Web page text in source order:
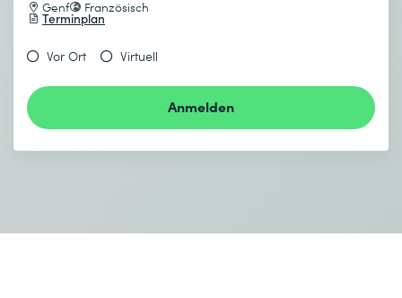
Genf Französisch
Terminplan
Vor Ort Virtuell
Anmelden